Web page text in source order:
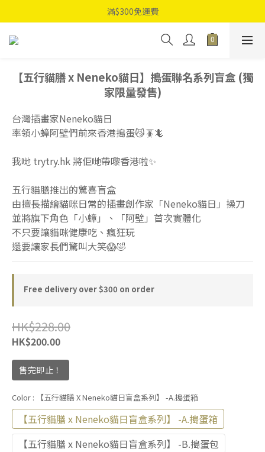
滿$300免運費
【五行貓膳 x Neneko貓日】搗蛋聯名系列盲盒 (獨
家限量發售)
台灣插畫家Neneko貓日
率領小蟑阿壁們前來香港搗蛋😼🪳🦎
我哋 trytry.hk 將佢哋帶嚟香港啦✨
五行貓膳推出的驚喜盲盒
由擅長描繪貓咪日常的插畫創作家「Neneko貓日」操刀
並將旗下角色「小蟑」、「阿壁」首次實體化
不只要讓貓咪健康吃、瘋狂玩
還要讓家長們驚叫大笑😱🤣
Free delivery over $300 on order
HK$228.00
HK$200.00
售完即止！
Color : 【五行貓膳 X Neneko貓日盲盒系列】 -A.搗蛋箱
【五行貓膳 x Neneko貓日盲盒系列】 -A.搗蛋箱
【五行貓膳 x Neneko貓日盲盒系列】 -B.搗蛋包